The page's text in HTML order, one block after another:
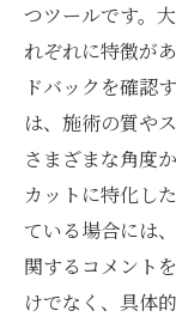
顔型を
プロが
自分の
髪質を活か
容室
髪質に
北区の
髪質
つツールです。
れぞれに特徴が
ドバックを確認
は、施術の質や
さまざまな角度
カットに特化し
ている場合には
関するコメント
けでなく、具体